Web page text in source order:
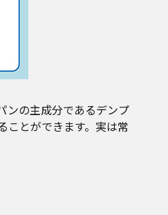
ンの主成分であるデンプ
ことができます。実は常